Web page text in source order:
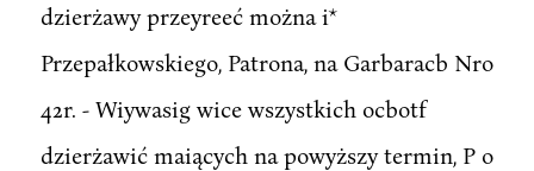
dzierżawy przeyreeć można i*
Przepałkowskiego, Patrona, na Garbaracb Nro
42r. - Wiywasig wice wszystkich ocbotf
dzierżawić maiących na powyższy termin, P o